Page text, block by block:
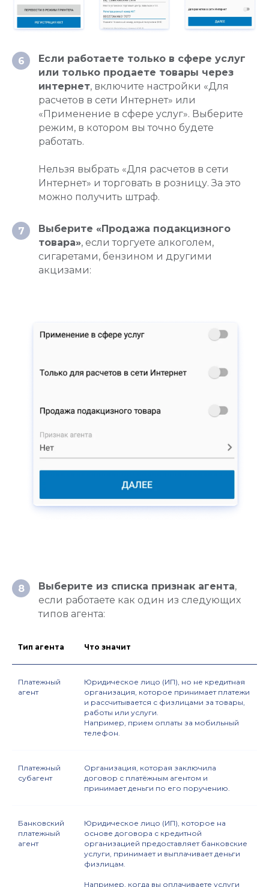
6
Если работаете только в сфере услуг
или только продаете товары через
интернет, включите настройки «Для
расчетов в сети Интернет» или
«Применение в сфере услуг». Выберите
режим, в котором вы точно будете
работать.
Нельзя выбрать «Для расчетов в сети
Интернет» и торговать в розницу. За это
можно получить штраф.
7
Выберите «Продажа подакцизного
товара», если торгуете алкоголем,
сигаретами, бензином и другими
акцизами:
8 Выберите из списка признак агента,
если работаете как один из следующих
типов агента:
Тип агента Что значит
Платежный
агент
Юридическое лицо (ИП), но не кредитная
организация, которое принимает платежи
и рассчитывается с физлицами за товары,
работы или услуги.
Например, прием оплаты за мобильный
телефон.
Платежный
субагент
Организация, которая заключила
договор с платёжным агентом и
принимает деньги по его поручению.
Банковский
платежный
агент
Юридическое лицо (ИП), которое на
основе договора с кредитной
организацией предоставляет банковские
услуги, принимает и выплачивает деньги
физлицам.
Например, когда вы оплачиваете услуги